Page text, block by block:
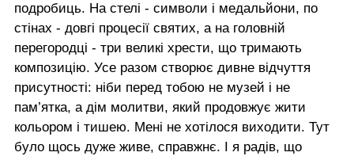
подробиць. На стелі - символи і медальйони, по
стінах - довгі процесії святих, а на головній
перегородці - три великі хрести, що тримають
композицію. Усе разом створює дивне відчуття
присутності: ніби перед тобою не музей і не
пам’ятка, а дім молитви, який продовжує жити
кольором і тишею. Мені не хотілося виходити. Тут
було щось дуже живе, справжнє. І я радів, що